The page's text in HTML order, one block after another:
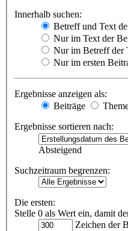
Innerhalb suchen:
Betreff und Text
Nur im Text der
Nur im Betreff der
Nur im ersten
Ergebnisse anzeigen als:
Beiträge
Ergebnisse sortieren nach:
Absteigend
Suchzeitraum begrenzen:
Die ersten:
Stelle 0 als Wert ein, damit
Zeichen der